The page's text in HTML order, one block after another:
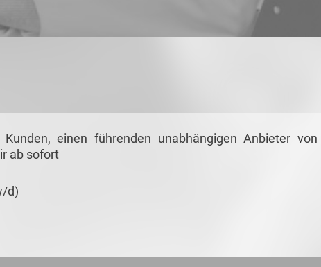
einen führenden unabhängigen Anbieter von
ab sofort
d)